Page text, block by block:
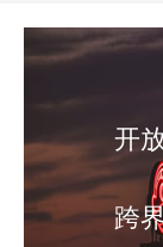
开
跨